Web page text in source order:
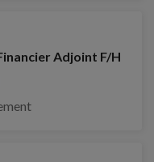
Adjoint F/H